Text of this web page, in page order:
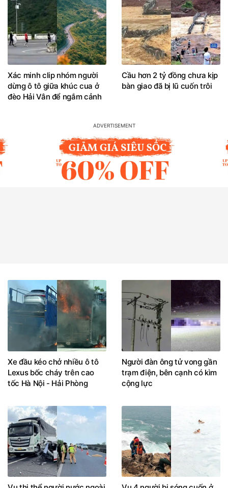
Xác minh clip nhóm người
dừng ô tô giữa khúc cua ở
đèo Hải Vân để ngắm cảnh
Cầu hơn 2 tỷ đồng chưa kịp
bàn giao đã bị lũ cuốn trôi
Xe đầu kéo chở nhiều ô tô
Lexus bốc cháy trên cao
tốc Hà Nội - Hải Phòng
Người đàn ông tử vong gần
trạm điện, bên cạnh có kìm
cộng lực